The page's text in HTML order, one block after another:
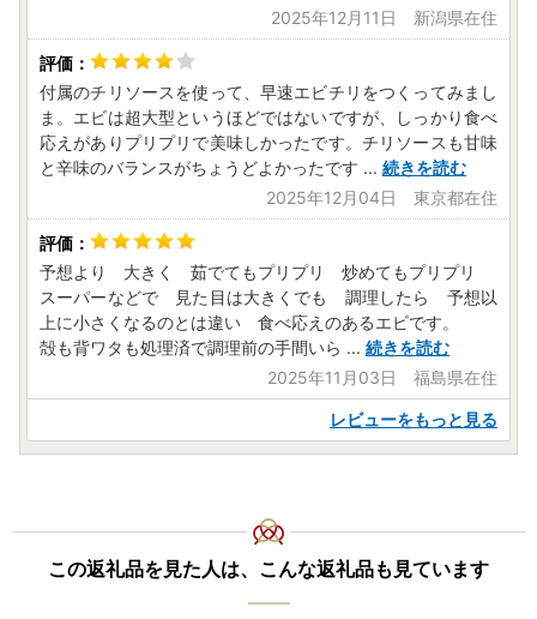
2025年12月11日 新潟県在住
付属のチリソースを使って、早速エビチリをつくってみまし
ま。エビは超大型というほどではないですが、しっかり食べ
応えがありプリプリで美味しかったです。チリソースも甘味
と辛味のバランスがちょうどよかったです ... 続きを読む
2025年12月04日 東京都在住
予想より 大きく 茹でてもプリプリ 炒めてもプリプリ
スーパーなどで 見た目は大きくでも 調理したら 予想以
上に小さくなるのとは違い 食べ応えのあるエビです。
殻も背ワタも処理済で調理前の手間いら ... 続きを読む
2025年11月03日 福島県在住
レビューをもっと見る
この返礼品を見た人は、こんな返礼品も見ています